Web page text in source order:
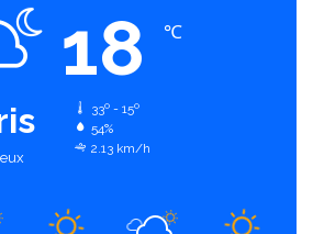
18 ℃
33º - 15º
54%
2.13 km/h